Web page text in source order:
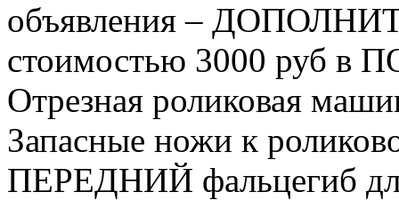
объявления –
стоимостью 3000 руб в
Отрезная роликовая
Запасные ножи к
ПЕРЕДНИЙ фальцегиб